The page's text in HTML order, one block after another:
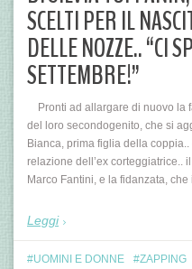
SCELTI PER IL
DELLE NOZZE.. “CI
SETTEMBRE!”
Pronti ad allargare di nuovo la
del loro secondogenito, che si
Bianca, prima figlia della
relazione dell’ex corteggiatrice..
Marco Fantini, e la fidanzata,
Leggi
UOMINI E DONNE
ZAPPING